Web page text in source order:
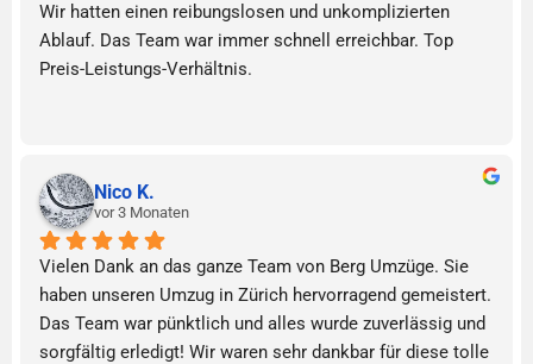
Wir hatten einen reibungslosen und unkomplizierten
Ablauf. Das Team war immer schnell erreichbar. Top
Preis-Leistungs-Verhältnis.
Nico K.
vor 3 Monaten
Vielen Dank an das ganze Team von Berg Umzüge. Sie
haben unseren Umzug in Zürich hervorragend gemeistert.
Das Team war pünktlich und alles wurde zuverlässig und
sorgfältig erledigt! Wir waren sehr dankbar für diese tolle